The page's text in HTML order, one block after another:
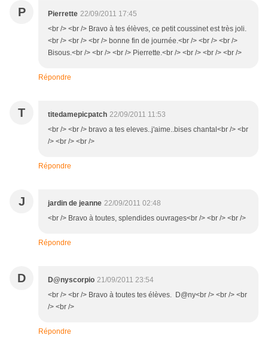
P Pierrette 22/09/2011 17:45
<br /> <br /> Bravo à tes élèves, ce petit coussinet est très joli.
<br /> <br /> <br /> bonne fin de journée.<br /> <br /> <br />
Bisous.<br /> <br /> <br /> Pierrette.<br /> <br /> <br /> <br />
Répondre
T titedamepicpatch 22/09/2011 11:53
<br /> <br /> bravo a tes eleves..j'aime..bises chantal<br /> <br
/> <br /> <br />
Répondre
J jardin de jeanne 22/09/2011 02:48
<br /> Bravo à toutes, splendides ouvrages<br /> <br /> <br />
Répondre
D D@nyscorpio 21/09/2011 23:54
<br /> <br /> Bravo à toutes tes élèves. D@ny<br /> <br /> <br
/> <br />
Répondre